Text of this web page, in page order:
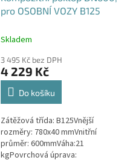
pro OSOBNÍ VOZY B125
Skladem
3 495 Kč bez DPH
4 229 Kč
Do košíku
Zátěžová třída: B125Vnější
rozměry: 780x40 mmVnitřní
průměr: 600mmVáha:21
kgPovrchová úprava: